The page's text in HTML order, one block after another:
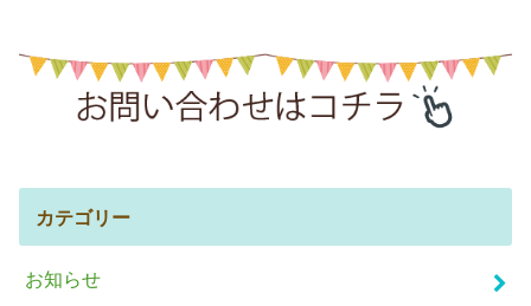
カテゴリー
お知らせ